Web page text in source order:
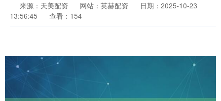
来源：天美配资 网站：英赫配资
日期：2025-10-23
13:56:45
查看：154